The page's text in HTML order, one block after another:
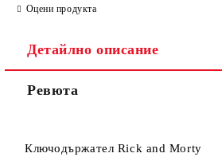
Съгласен съм с
Ние ще се свържем с вас в рамките на
Оцени продукта
Детайлно описание
Ревюта
Ключодържател Rick and Morty